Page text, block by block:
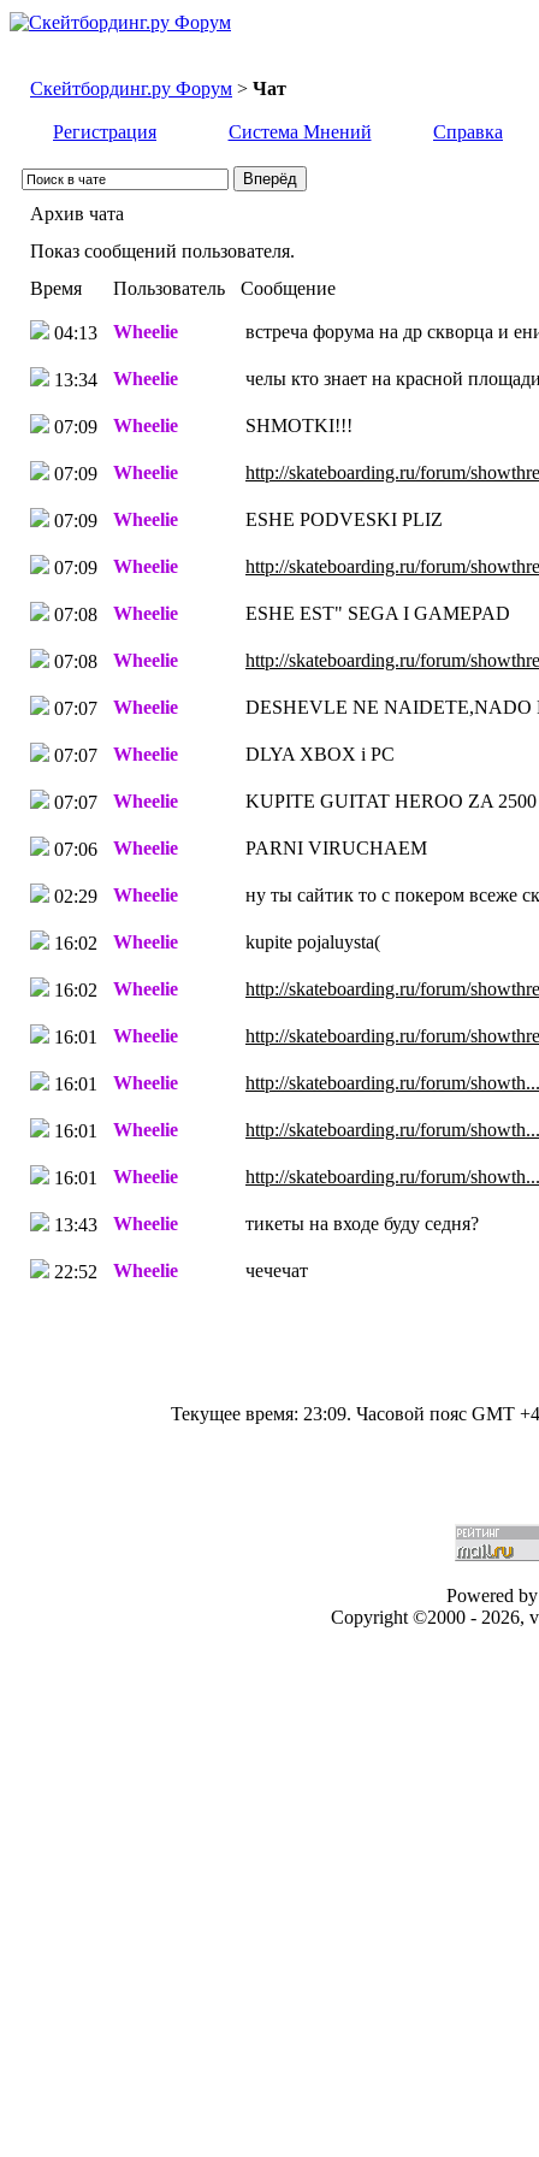
Скейтбординг.ру Форум > Чат
Регистрация Система Мнений Справка
Архив чата
Показ сообщений пользователя.
Время
Пользователь Сообщение
04:13 Wheelie встреча форума на др скворца и
13:34 Wheelie челы кто знает на красной
07:09 Wheelie SHMOTKI!!!
07:09 Wheelie http://skateboarding.ru/forum/
07:09 Wheelie ESHE PODVESKI PLIZ
07:09 Wheelie http://skateboarding.ru/forum/
07:08 Wheelie ESHE EST" SEGA I GAMEPAD
07:08 Wheelie http://skateboarding.ru/forum/
07:07 Wheelie DESHEVLE NE NAIDETE,NADO
07:07 Wheelie DLYA XBOX i PC
07:07 Wheelie KUPITE GUITAT HEROO ZA 2500
07:06 Wheelie PARNI VIRUCHAEM
02:29 Wheelie ну ты сайтик то с покером всеже
16:02 Wheelie kupite pojaluysta(
16:02 Wheelie http://skateboarding.ru/forum/
16:01 Wheelie http://skateboarding.ru/forum/
16:01 Wheelie http://skateboarding.ru/forum/
16:01 Wheelie http://skateboarding.ru/forum/
16:01 Wheelie http://skateboarding.ru/forum/
13:43 Wheelie тикеты на входе буду седня?
22:52 Wheelie чечечат
Текущее время: 23:09. Часовой пояс GMT
Powered
Copyright ©2000 - 2026,